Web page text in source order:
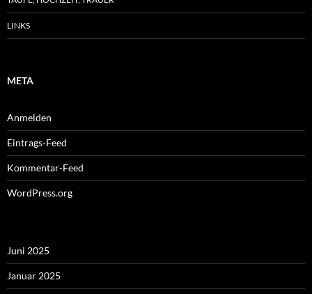
LINKS
META
Anmelden
Eintrags-Feed
Kommentar-Feed
WordPress.org
Juni 2025
Januar 2025